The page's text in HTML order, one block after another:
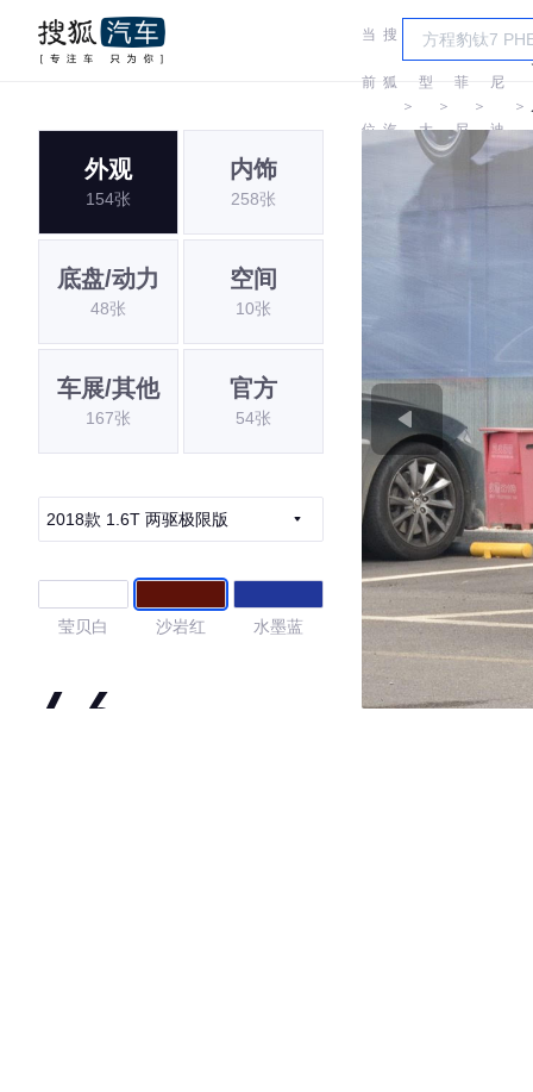
当
前
位
搜
狐
汽
＞
车
型
大
全
＞
英
菲
尼
＞
菲
尼
迪
＞
外观
154张
内饰
258张
底盘/动力
48张
空间
10张
车展/其他
167张
官方
54张
2018款 1.6T 两驱极限版
莹贝白 沙岩红 水墨蓝
4.6